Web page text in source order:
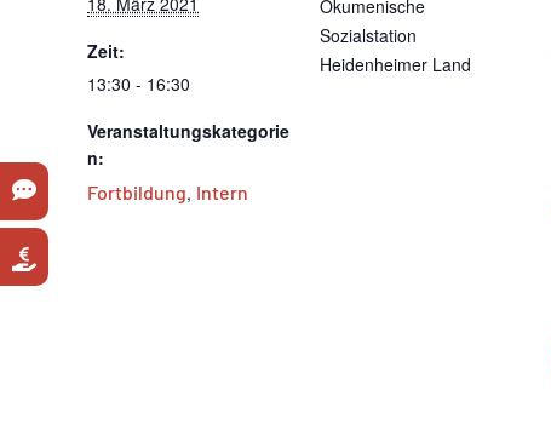
Zeit:
13:30 - 16:30
Veranstaltungskategorie
n:
Fortbildung, Intern
Ökumenische
Sozialstation
Heidenheimer Land